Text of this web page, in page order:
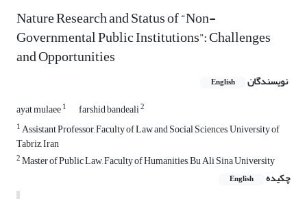
Nature Research and Status of “Non-
Governmental Public Institutions”: Challenges
and Opportunities
نویسندگان English
ayat mulaee1 farshid bandeali2
1Assistant Professor, Faculty of Law and Social Sciences, University of
Tabriz, Iran
2Master of Public Law, Faculty of Humanities, Bu Ali Sina University
چکیده
English